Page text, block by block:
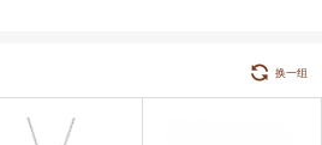
换一组